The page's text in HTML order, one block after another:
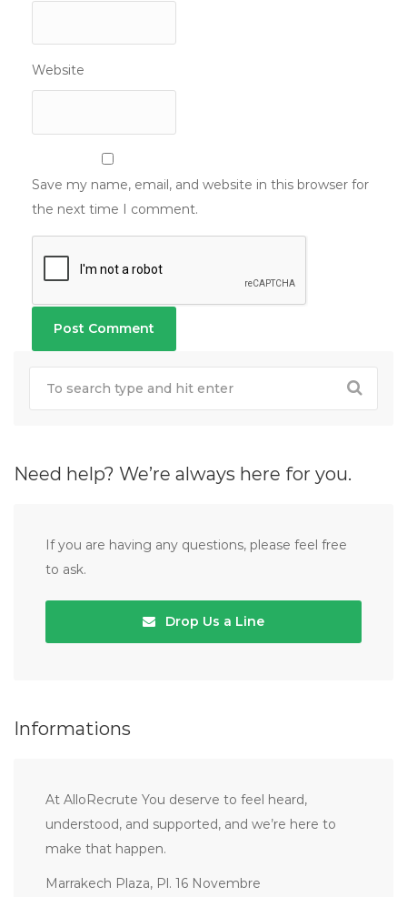
Website
Save my name, email, and website in this browser for
the next time I comment.
Need help? We’re always here for you.
If you are having any questions, please feel free
to ask.
Drop Us a Line
Informations
At AlloRecrute You deserve to feel heard,
understood, and supported, and we’re here to
make that happen.
Marrakech Plaza, Pl. 16 Novembre